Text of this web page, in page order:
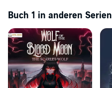
Buch 1 in anderen Serien